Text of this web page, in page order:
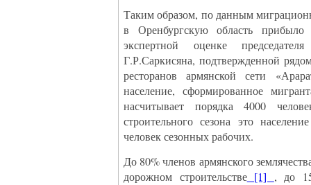
Таким образом, по данным
в Оренбургскую область
экспертной оценке
Г.Р.Саркисяна, подтвержденной
ресторанов армянской сети
население, сформированное
насчитывает порядка 4000
строительного сезона это
человек сезонных рабочих.
До 80% членов армянского
дорожном строительстве[1] , до